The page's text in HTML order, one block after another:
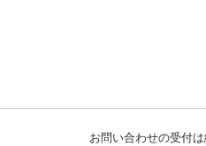
お問い合わせの受付は